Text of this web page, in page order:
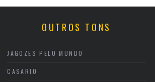
OUTROS TONS
JAGOZES PELO MUNDO
CASARIO